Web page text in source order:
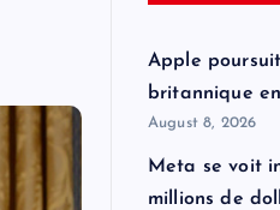
Apple
britannique
August 8, 2026
Meta se voit
millions de